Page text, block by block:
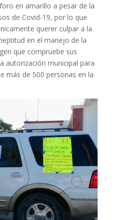
en amarillo a pesar de la
de Covid-19, por lo que
querer culpar a la
en el manejo de la
que compruebe sus
autorización municipal para
más de 500 personas en la